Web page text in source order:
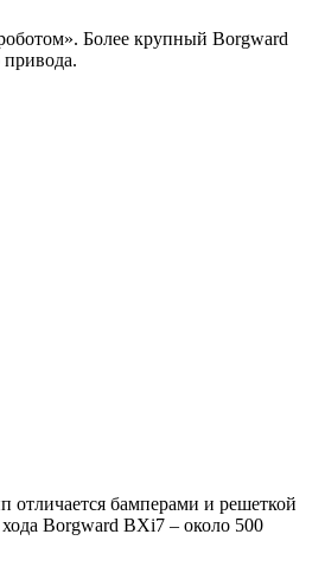
Более крупный Borgward
бамперами и решеткой
хода Borgward BXi7 – около 500